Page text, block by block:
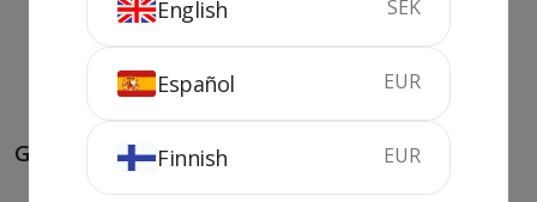
Grappa Martelletti
Invecchiata
Marzadro Giare
Amarone
English SEK
Español EUR
Finnish EUR